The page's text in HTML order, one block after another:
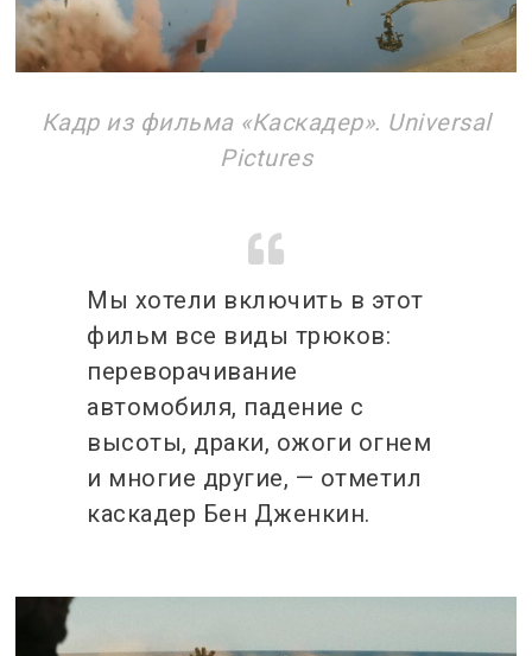
Кадр из фильма «Каскадер». Universal
Pictures
Мы хотели включить в этот
фильм все виды трюков:
переворачивание
автомобиля, падение с
высоты, драки, ожоги огнем
и многие другие, — отметил
каскадер Бен Дженкин.